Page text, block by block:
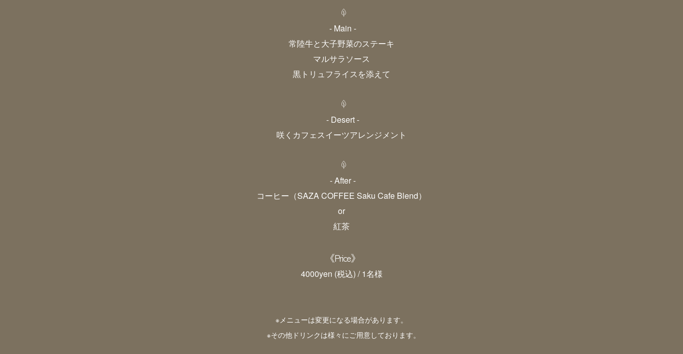
- Main -
常陸牛と大子野菜のステーキ
マルサラソース
黒トリュフライスを添えて
- Desert -
咲くカフェスイーツアレンジメント
- After -
コーヒー（SAZA COFFEE Saku Cafe Blend）
or
紅茶
《Price》
4000yen (税込) / 1名様
※メニューは変更になる場合があります。
※その他ドリンクは様々にご用意しております。